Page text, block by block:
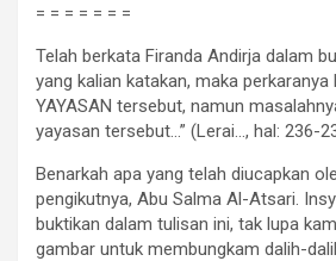
= = = = = = =
Telah berkata Firanda Andirja dalam
yang kalian katakan, maka perkaranya
YAYASAN tersebut, namun
yayasan tersebut…” (Lerai…, hal: 236-
Benarkah apa yang telah diucapkan
pengikutnya, Abu Salma Al-Atsari.
buktikan dalam tulisan ini, tak lupa
gambar untuk membungkam dalih-